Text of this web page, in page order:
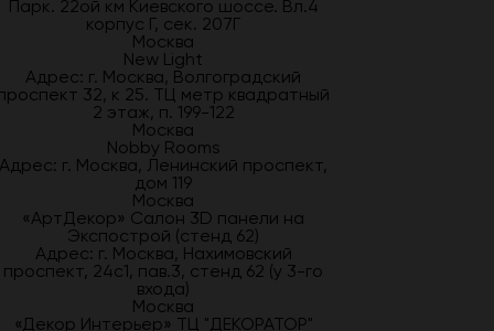
Парк. 22ой км Киевского шоссе. Вл.4
корпус Г, сек. 207Г
Москва
New Light
Адрес: г. Москва, Волгоградский
32, к 25. ТЦ метр квадратный
2 этаж, п. 199-122
Москва
Nobby Rooms
Адрес: г. Москва, Ленинский проспект,
дом 119
Москва
«АртДекор» Салон 3D панели на
Экспострой (стенд 62)
Адрес: г. Москва, Нахимовский
проспект, 24с1, пав.3, стенд 62 (у 3-го
входа)
Москва
«Декор Интерьер» ТЦ "ДЕКОРАТОР"